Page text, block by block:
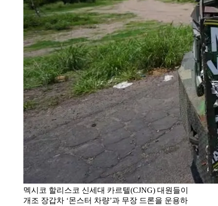
멕시코 할리스코 신세대 카르텔(CJNG) 대원들이
개조 장갑차 ‘몬스터 차량’과 무장 드론을 운용하